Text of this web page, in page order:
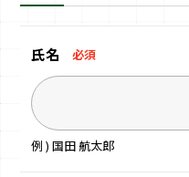
氏名 必須
例 ) 国田 航太郎